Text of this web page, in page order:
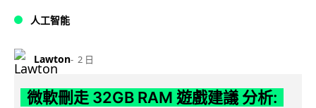
人工智能
Lawton 2 日
微軟刪走 32GB RAM 遊戲建議 分析: